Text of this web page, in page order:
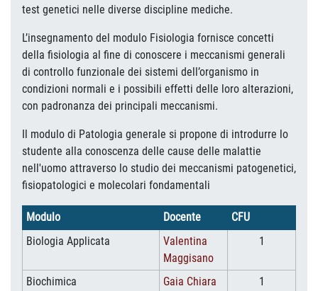
test genetici nelle diverse discipline mediche.
L’insegnamento del modulo Fisiologia fornisce concetti
della fisiologia al fine di conoscere i meccanismi generali
di controllo funzionale dei sistemi dell’organismo in
condizioni normali e i possibili effetti delle loro alterazioni,
con padronanza dei principali meccanismi.
Il modulo di Patologia generale si propone di introdurre lo
studente alla conoscenza delle cause delle malattie
nell'uomo attraverso lo studio dei meccanismi patogenetici,
fisiopatologici e molecolari fondamentali
Modulo Docente
CFU
Biologia Applicata
Valentina
Maggisano
1
Biochimica
Gaia Chiara
1